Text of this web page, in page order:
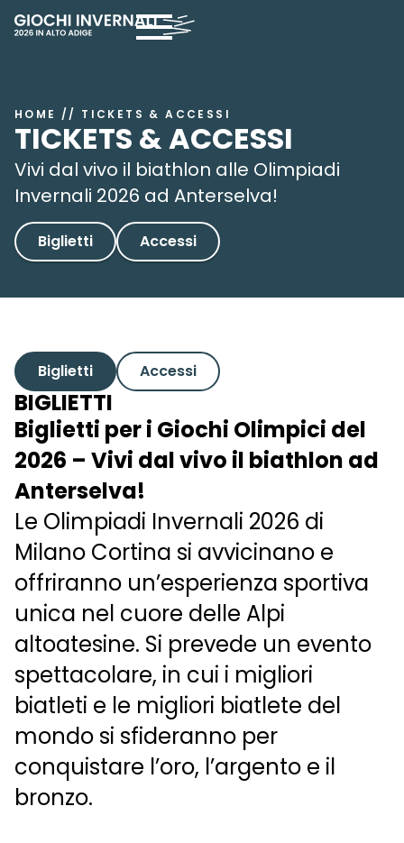
HOME // TICKETS & ACCESSI
TICKETS & ACCESSI
Vivi dal vivo il biathlon alle Olimpiadi
Invernali 2026 ad Anterselva!
Biglietti Accessi
Biglietti Accessi
BIGLIETTI
Biglietti per i Giochi Olimpici del
2026 – Vivi dal vivo il biathlon ad
Anterselva!
Le Olimpiadi Invernali 2026 di
Milano Cortina si avvicinano e
offriranno un’esperienza sportiva
unica nel cuore delle Alpi
altoatesine. Si prevede un evento
spettacolare, in cui i migliori
biatleti e le migliori biatlete del
mondo si sfideranno per
conquistare l’oro, l’argento e il
bronzo.